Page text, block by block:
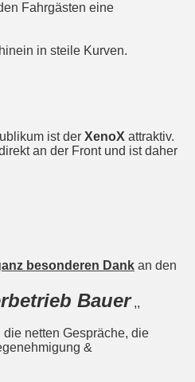
Fahrgästen eine
in steile Kurven.
ist der XenoX attraktiv.
an der Front und ist daher
besonderen Dank an den
Bauer ,,
netten Gespräche, die
&